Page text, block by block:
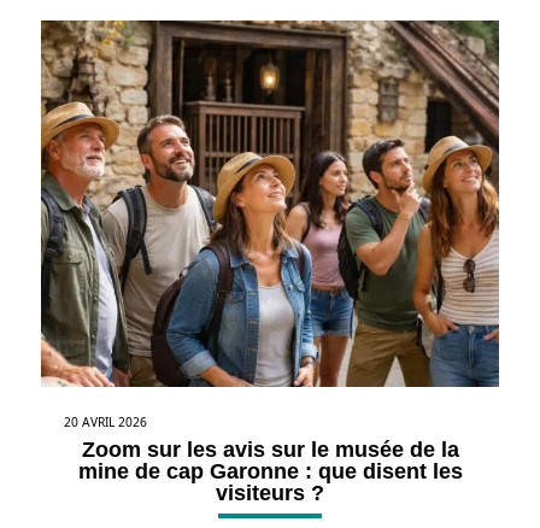
20 AVRIL 2026
Zoom sur les avis sur le musée de la
mine de cap Garonne : que disent les
visiteurs ?